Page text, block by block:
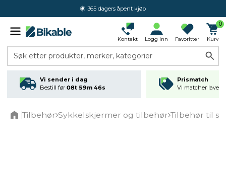
365 dagers åpent kjøp
Kontakt Logg Inn Favoritter
0
Kurv
Søk etter produkter, merker, kategorier
Vi sender i dag
Bestill før 08t 59m 46s
Prismatch
Vi matcher
Tilbehør Sykkelskjermer og tilbehør Tilbehør til